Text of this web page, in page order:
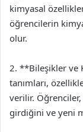
kimyasal
öğrencilerin
olur.
2. **Bileşikler ve
tanımları,
verilir.
girdiğini ve yeni